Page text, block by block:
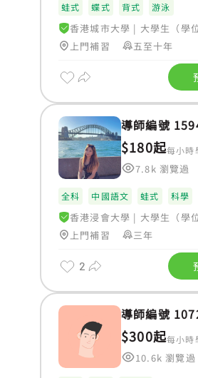
蛙式 蝶式 背式 游泳
香港城市大學 | 大學生（學位
上門補習
五至十年
導師編號
$180起每小時
7.8k 瀏覽過
全科 中國語文 蛙式 科學
香港浸會大學 | 大學生（學位
上門補習
三年
2
導師編號
$300起每小時
10.6k 瀏覽過